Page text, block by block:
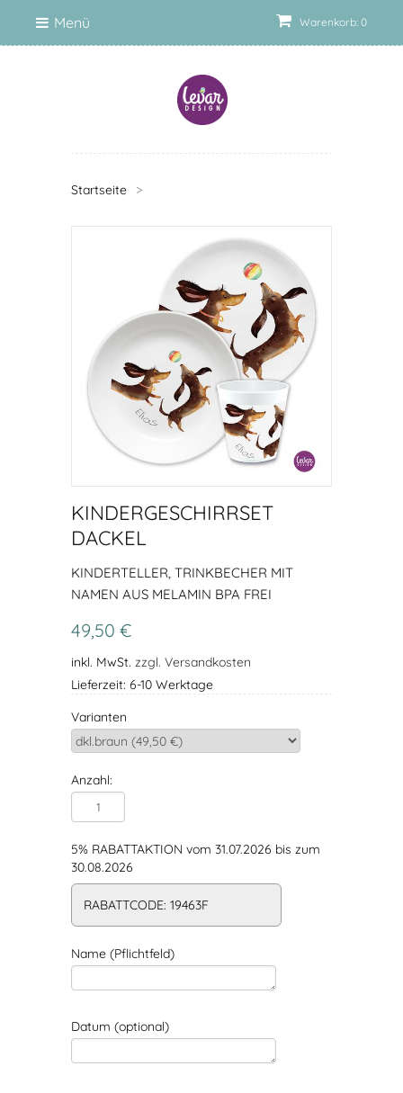
Warenkorb: 0
Menü
Startseite >
KINDERGESCHIRRSET
DACKEL
KINDERTELLER, TRINKBECHER MIT
NAMEN AUS MELAMIN BPA FREI
49,50 €
inkl. MwSt. zzgl. Versandkosten
Lieferzeit: 6-10 Werktage
Varianten
Anzahl:
5% RABATTAKTION vom 31.07.2026 bis zum
30.08.2026
RABATTCODE: 19463F
Name (Pflichtfeld)
Datum (optional)